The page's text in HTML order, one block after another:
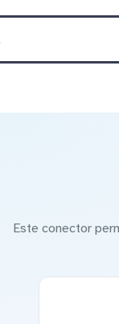
Este conector